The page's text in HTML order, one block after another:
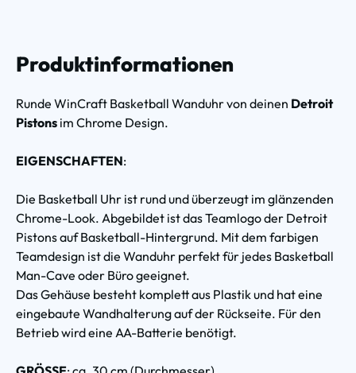
Produktinformationen
Runde WinCraft Basketball Wanduhr von deinen Detroit
Pistons im Chrome Design.
EIGENSCHAFTEN:
Die Basketball Uhr ist rund und überzeugt im glänzenden
Chrome-Look. Abgebildet ist das Teamlogo der Detroit
Pistons auf Basketball-Hintergrund. Mit dem farbigen
Teamdesign ist die Wanduhr perfekt für jedes Basketball
Man-Cave oder Büro geeignet.
Das Gehäuse besteht komplett aus Plastik und hat eine
eingebaute Wandhalterung auf der Rückseite. Für den
Betrieb wird eine AA-Batterie benötigt.